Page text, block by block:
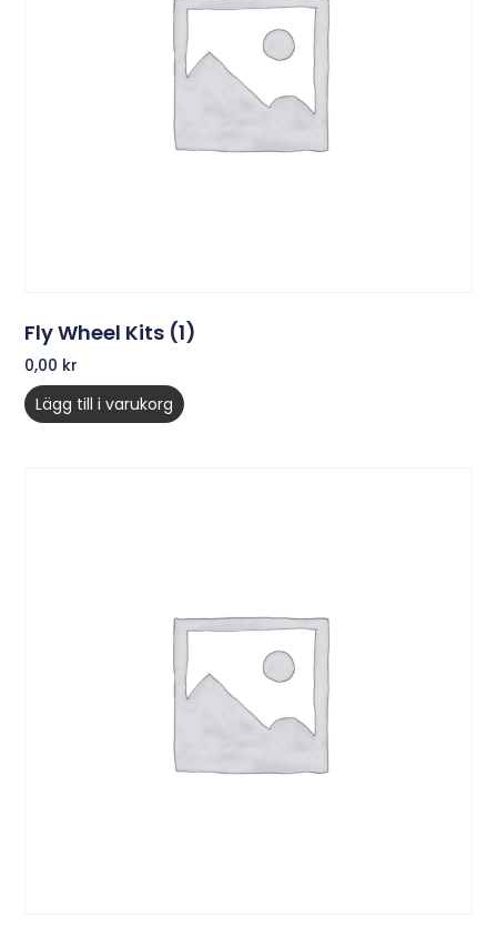
Fly Wheel Kits (1)
0,00 kr
Lägg till i varukorg